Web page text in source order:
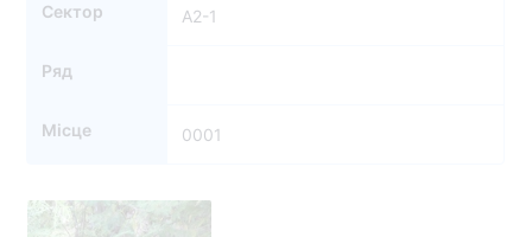
Сектор A2-1
Ряд
Місце 0001